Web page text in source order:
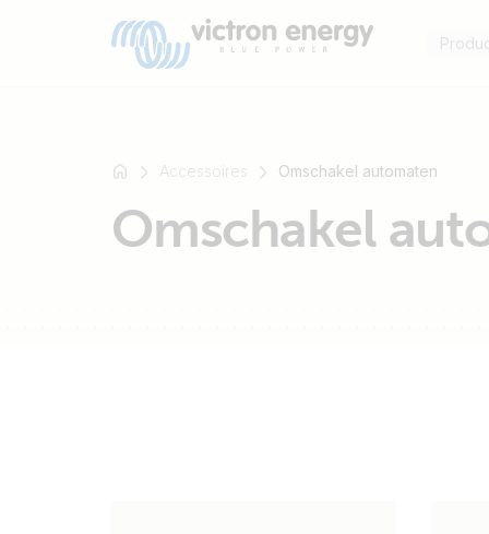
Accessoires Omschakel automaten
Omschakel